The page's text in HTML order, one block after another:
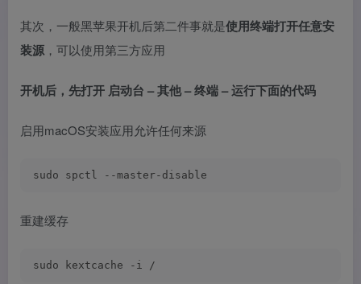
其次，一般黑苹果开机后第二件事就是使用终端打开任意安
装源 ，可以使用第三方应用
开机后，先打开 启动台 – 其他 – 终端 – 运行下面的代码
启用macOS安装应用允许任何来源
sudo spctl --master-disable
重建缓存
sudo kextcache -i /